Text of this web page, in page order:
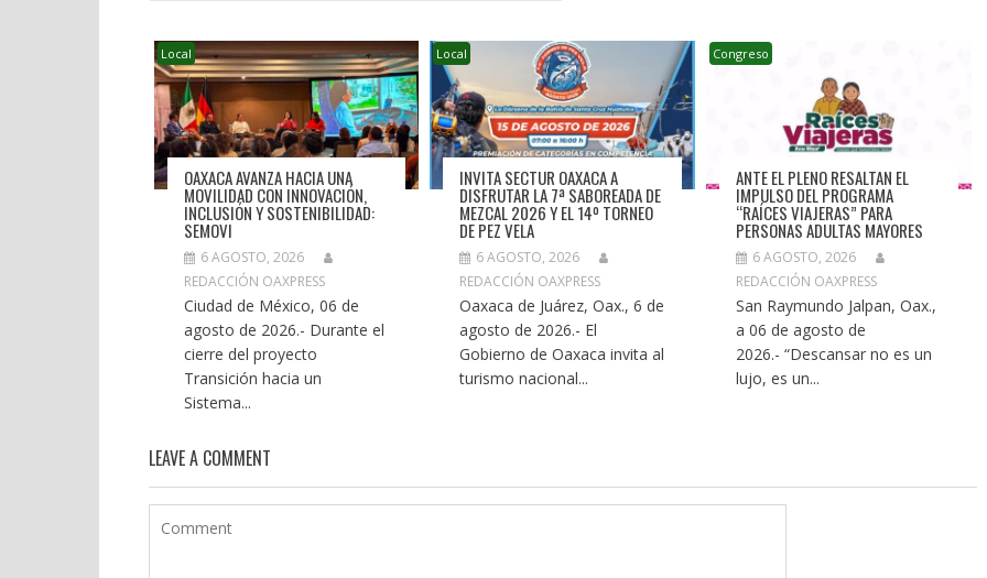
Local
OAXACA AVANZA HACIA UNA
MOVILIDAD CON INNOVACIÓN,
INCLUSIÓN Y SOSTENIBILIDAD:
SEMOVI
6 AGOSTO, 2026
REDACCIÓN OAXPRESS
Ciudad de México, 06 de
agosto de 2026.- Durante el
cierre del proyecto
Transición hacia un
Sistema...
Local
INVITA SECTUR OAXACA A
DISFRUTAR LA 7ª SABOREADA DE
MEZCAL 2026 Y EL 14º TORNEO
DE PEZ VELA
6 AGOSTO, 2026
REDACCIÓN OAXPRESS
Oaxaca de Juárez, Oax., 6 de
agosto de 2026.- El
Gobierno de Oaxaca invita al
turismo nacional...
Congreso
ANTE EL PLENO RESALTAN EL
IMPULSO DEL PROGRAMA
“RAÍCES VIAJERAS” PARA
PERSONAS ADULTAS MAYORES
6 AGOSTO, 2026
REDACCIÓN OAXPRESS
San Raymundo Jalpan, Oax.,
a 06 de agosto de
2026.- “Descansar no es un
lujo, es un...
LEAVE A COMMENT